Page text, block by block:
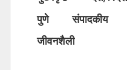
पुणे
संपादकीय
जीवनशैली